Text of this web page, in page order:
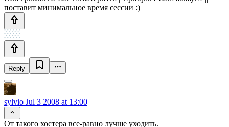
поставит минимальное время сессии :)
Reply
sylvio Jul 3 2008 at 13:00
От такого хостера все-равно лучше уходить.